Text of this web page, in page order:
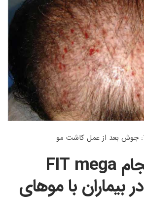
چگونگی انجام FIT mega
sessions در بیماران با موهای